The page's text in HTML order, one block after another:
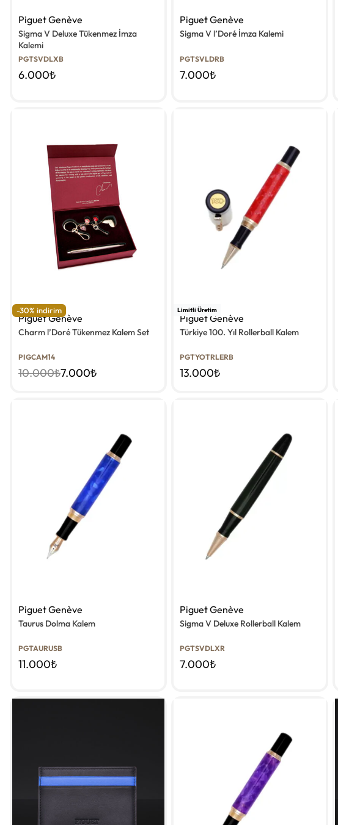
Piguet Genève
Sigma V Deluxe Tükenmez İmza
Kalemi
PGTSVDLXB
6.000₺
Piguet Genève
Sigma V l’Doré İmza Kalemi
PGTSVLDRB
7.000₺
-30% indirim
Piguet Genève
Charm l’Doré Tükenmez Kalem Set
PIGCAM14
10.000₺7.000₺
Limitli Üretim
Piguet Genève
Türkiye 100. Yıl Rollerball Kalem
PGTYOTRLERB
13.000₺
Piguet Genève
Taurus Dolma Kalem
PGTAURUSB
11.000₺
Piguet Genève
Sigma V Deluxe Rollerball Kalem
PGTSVDLXR
7.000₺